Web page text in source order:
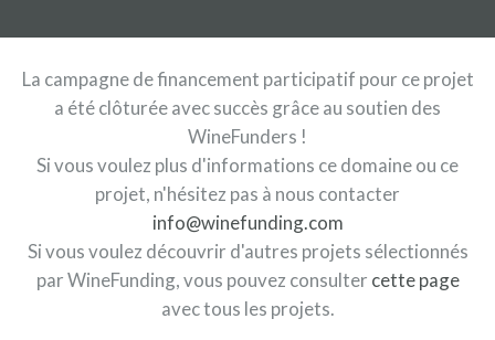
La campagne de financement participatif pour ce projet
a été clôturée avec succès grâce au soutien des
WineFunders !
Si vous voulez plus d'informations ce domaine ou ce
projet, n'hésitez pas à nous contacter
info@winefunding.com
Si vous voulez découvrir d'autres projets sélectionnés
par WineFunding, vous pouvez consulter cette page
avec tous les projets.